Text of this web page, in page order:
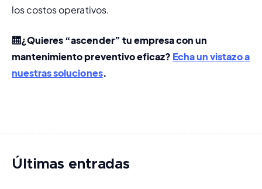
los costos operativos.
🛗¿Quieres “ascender” tu empresa con un
mantenimiento preventivo eficaz? Echa un vistazo a
nuestras soluciones.
Últimas entradas